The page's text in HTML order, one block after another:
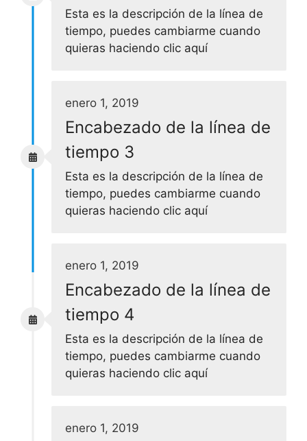
Esta es la descripción de la línea de
tiempo, puedes cambiarme cuando
quieras haciendo clic aquí
enero 1, 2019
Encabezado de la línea de
tiempo 3
Esta es la descripción de la línea de
tiempo, puedes cambiarme cuando
quieras haciendo clic aquí
enero 1, 2019
Encabezado de la línea de
tiempo 4
Esta es la descripción de la línea de
tiempo, puedes cambiarme cuando
quieras haciendo clic aquí
enero 1, 2019